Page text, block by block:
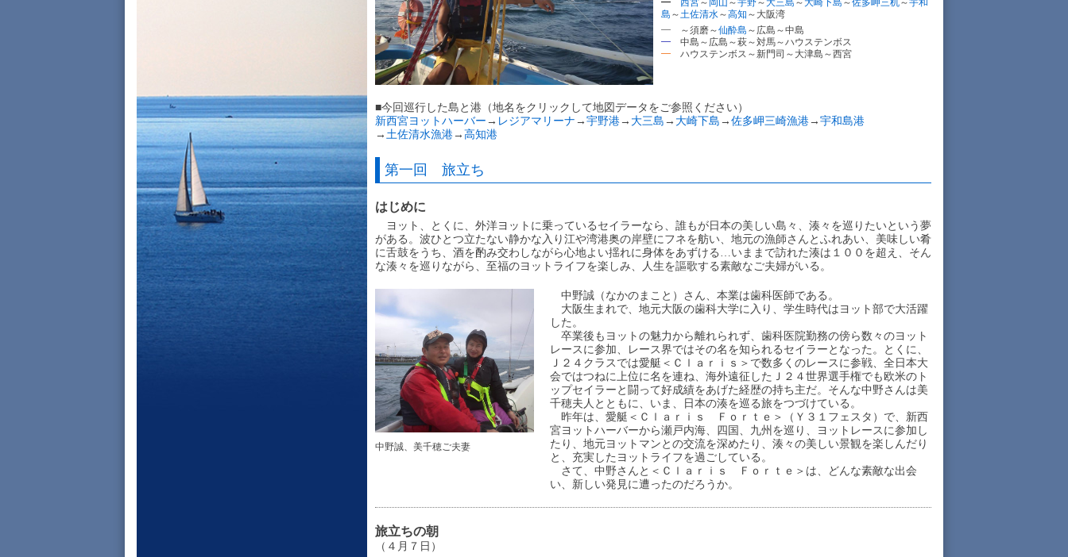
━ 西宮～ 岡山 ～宇野～大三島 ～大崎下島 ～佐多岬三机～宇和
島 ～土佐清水～高知 ～大阪湾
━ ～須磨～仙酔島 ～広島～中島
━ 中島～広島～萩～対馬～ハウステンボス
━ ハウステンボス～新門司～大津島～西宮
■今回巡行した島と港（地名をクリックして地図データをご参照ください）
新西宮ヨットハーバー → レジアマリーナ → 宇野港→ 大三島 → 大崎下島 → 佐多岬三崎漁港→ 宇和島港
→ 土佐清水漁港→ 高知港
第一回 旅立ち
はじめに
ヨット、とくに、外洋ヨットに乗っているセイラーなら、誰もが日本の美しい島々、湊々を巡りたいという夢
がある。波ひとつ立たない静かな入り江や湾港奥の岸壁にフネを舫い、地元の漁師さんとふれあい、美味しい肴
に舌鼓をうち、酒を酌み交わしながら心地よい揺れに身体をあずける…いままで訪れた湊は１００を超え、そん
な湊々を巡りながら、至福のヨットライフを楽しみ、人生を謳歌する素敵なご夫婦がいる。
中野誠、美千穂ご夫妻
中野誠（なかのまこと）さん、本業は歯科医師である。
大阪生まれで、地元大阪の歯科大学に入り、学生時代はヨット部で大活躍
した。
卒業後もヨットの魅力から離れられず、歯科医院勤務の傍ら数々のヨット
レースに参加、レース界ではその名を知られるセイラーとなった。とくに、
Ｊ２４クラスでは愛艇＜Ｃｌａｒｉｓ＞で数多くのレースに参戦、全日本大
会ではつねに上位に名を連ね、海外遠征したＪ２４世界選手権でも欧米のト
ップセイラーと闘って好成績をあげた経歴の持ち主だ。そんな中野さんは美
千穂夫人とともに、いま、日本の湊を巡る旅をつづけている。
昨年は、愛艇＜Ｃｌａｒｉｓ Ｆｏｒｔｅ＞（Ｙ３１フェスタ）で、新西
宮ヨットハーバーから瀬戸内海、四国、九州を巡り、ヨットレースに参加し
たり、地元ヨットマンとの交流を深めたり、湊々の美しい景観を楽しんだり
と、充実したヨットライフを過ごしている。
さて、中野さんと＜Ｃｌａｒｉｓ Ｆｏｒｔｅ＞は、どんな素敵な出会
い、新しい発見に遭ったのだろうか。
旅立ちの朝
（４月７日）